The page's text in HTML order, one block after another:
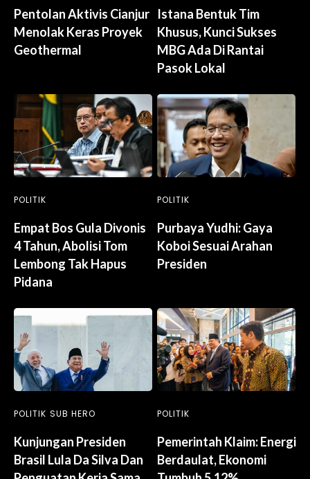
Pentolan Aktivis Cianjur
Menolak Keras Proyek
Geothermal
Istana Bentuk Tim
Khusus, Kunci Sukses
MBG Ada Di Rantai
Pasok Lokal
POLITIK
Empat Bos Gula Divonis
4 Tahun, Abolisi Tom
Lembong Tak Hapus
Pidana
POLITIK
Purbaya Yudhi: Gaya
Koboi Sesuai Arahan
Presiden
POLITIK SUB HERO
Kunjungan Presiden
Brasil Lula Da Silva Dan
POLITIK
Pemerintah Klaim: Energi
Berdaulat, Ekonomi